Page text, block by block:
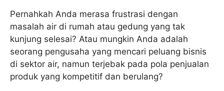
Pernahkah Anda merasa frustrasi dengan
masalah air di rumah atau gedung yang tak
kunjung selesai? Atau mungkin Anda adalah
seorang pengusaha yang mencari peluang bisnis
di sektor air, namun terjebak pada pola penjualan
produk yang kompetitif dan berulang?